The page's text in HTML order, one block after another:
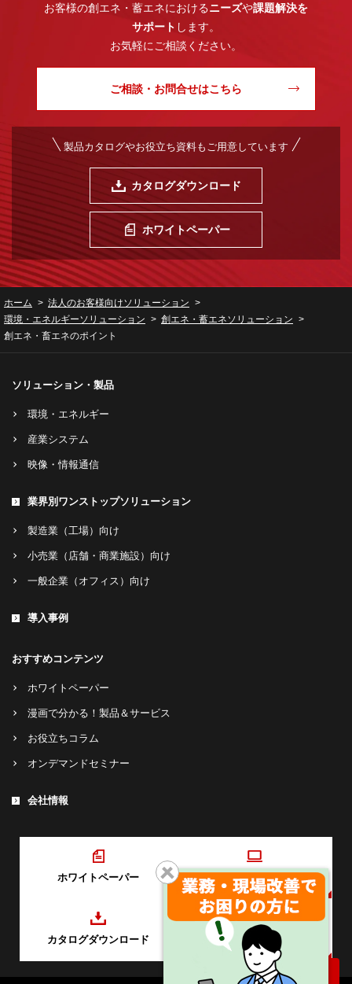
お客様の創エネ・蓄エネにおけるニーズや課題解決を
サポート します。
お気軽にご相談ください。
ご相談・お問合せはこちら
製品カタログやお役立ち資料もご用意しています
カタログダウンロード
ホワイトペーパー
ホーム
法人のお客様向けソリューション
環境・エネルギーソリューション
創エネ・蓄エネソリューション
創エネ・畜エネのポイント
ソリューション・製品
環境・エネルギー
産業システム
映像・情報通信
業界別ワンストップソリューション
製造業（工場）向け
小売業（店舗・商業施設）向け
一般企業（オフィス）向け
導入事例
おすすめコンテンツ
ホワイトペーパー
漫画で分かる！製品＆サービス
お役立ちコラム
オンデマンドセミナー
会社情報
ホワイトペーパー オンデマンドセミナー
カタログダウンロード お問い合わせ